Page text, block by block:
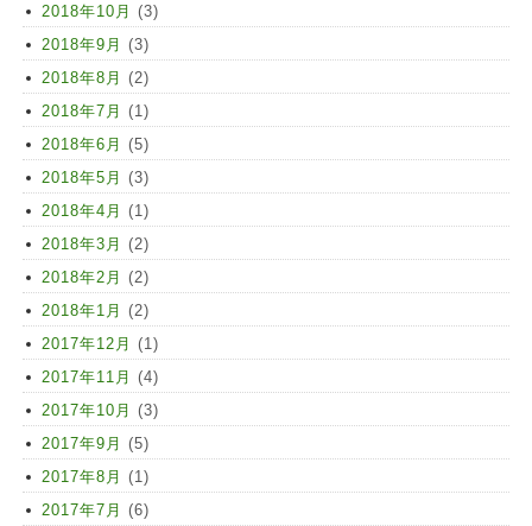
2018年10月 (3)
2018年9月 (3)
2018年8月 (2)
2018年7月 (1)
2018年6月 (5)
2018年5月 (3)
2018年4月 (1)
2018年3月 (2)
2018年2月 (2)
2018年1月 (2)
2017年12月 (1)
2017年11月 (4)
2017年10月 (3)
2017年9月 (5)
2017年8月 (1)
2017年7月 (6)